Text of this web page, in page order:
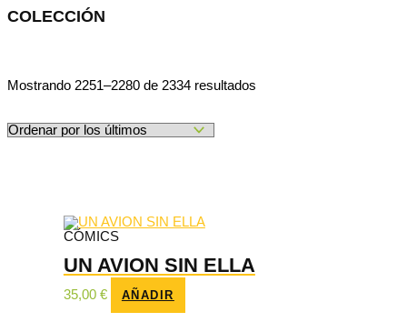
COLECCIÓN
Mostrando 2251–2280 de 2334 resultados
CÓMICS
UN AVION SIN ELLA
35,00 € AÑADIR